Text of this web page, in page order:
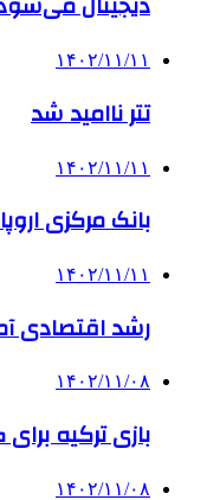
۱۴۰۲/۱۱/۱۱
تتر ناامید شد
۱۴۰۲/۱۱/۱۱
بانک‌ مرکزی
۱۴۰۲/۱۱/۱۱
رشد اقتصادی
۱۴۰۲/۱۱/۰۸
بازی ترکیه
۱۴۰۲/۱۱/۰۸